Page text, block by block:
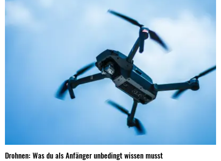
Drohnen: Was du als Anfänger unbedingt wissen musst